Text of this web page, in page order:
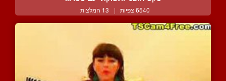
6540 צפיות | 13 המלצות